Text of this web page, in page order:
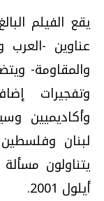
عناوين -العرب
والمقاومة-
وتفجيرات
وأكاديميين
لبنان
أيلول 2001.